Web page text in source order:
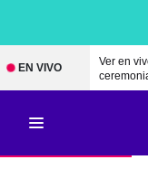
EN VIVO
Ver en